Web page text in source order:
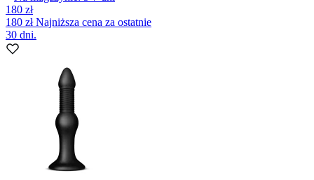
180 zł
180 złNajniższa cena za ostatnie
30 dni.